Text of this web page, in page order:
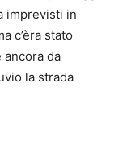
imprevisti in
c’èra stato
da
la strada